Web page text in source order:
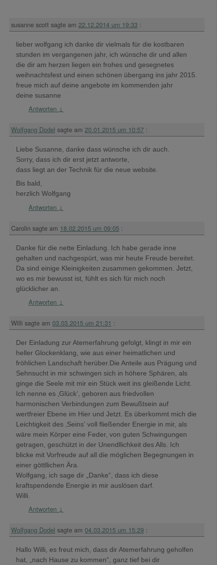
susanne scott sagte am 22.12.2014 um 19:33 :
lieber wolfgang ich danke dir vielmals für die kostbaren
stunden im vergangenen jahr, ich wünsche dir und allen
die dir am herzen liegen ein frohes und gesegnetes
weihnachtsfest und einen schönen übergang ins jahr 2015.
freue mich auf deine angebote im kommenden jahr
deine susanne
Antworten ↓
Wolfgang Dodel sagte am 20.01.2015 um 10:57 :
Liebe Susanne, danke dass wünsche ich dir auch.
Sorry, dass ich dir erst jetzt antworte,
dass liegt an der Technik für die neue website.
Bis bald,
herzlich Wolfgang
Antworten ↓
Carolin sagte am 18.02.2015 um 09:05 :
Danke für die nette Einladung. Ich habe gerade inne
gehalten und nachgespürt, was mir heute Freude bereitet.
Da sind einige Kleinigkeiten zusammen gekommen. Jetzt,
wo es mir bewusst ist, fühlt es sich für mich noch
glücklicher an.
Antworten ↓
Willi sagte am 03.03.2015 um 21:31 :
Der Einladung zur Atemerfahrung gefolgt, klingt in mir ein
heller Glockenklang, wie aus einer heimatlichen und
fröhlichen Landschaft herüber.Die Anteile aus Prägung und
Sehnsucht in mir schwingen sich in höhere Sphären, als
ginge die Seele mit mir ein Stück weit ins gleißende Licht.
Ich nenne es ‚Glück‘, geboren aus friedvollen
harmonischen Verbindungen zum Bewußtsein auf
wertfreier Ebene im Hier und Jetzt. Es überkommt mich die
Leichtigkeit des ‚Seins‘ voll fließender Energie in mir, als
wäre mein Körper eine Feder, von guten Schwingungen
getragen, geschützt in der Unendllichkeit des Alls. Ich
blicke mit Vorfreude auf all die möglichen Begegnungen in
einer göttllichen Ära.
Wolfgang, ich sage dir „Danke“, dass ich diese
kraftspendende Energie in mir auslösen darf.
Willi.
Antworten ↓
Wolfgang Dodel sagte am 04.03.2015 um 15:29 :
Hallo Willi, es freut mich, dass dir Atemerfahrung geholfen
hat, „nach Hause zu kommen“, ganz tief bei dir